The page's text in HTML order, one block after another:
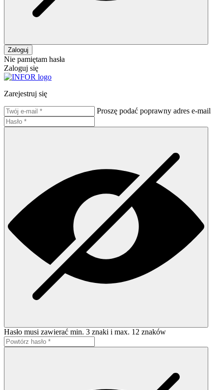
Zaloguj
Nie pamiętam hasła
Zaloguj się
Zarejestruj się
Proszę podać poprawny adres e-mail
Hasło musi zawierać min. 3 znaki i max. 12 znaków